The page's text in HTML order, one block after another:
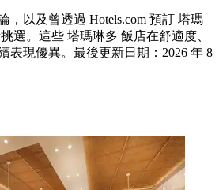
，以及曾透過 Hotels.com 預訂 塔瑪
選。這些 塔瑪琳多 飯店在舒適度、
表現優異。最後更新日期： 2026 年 8